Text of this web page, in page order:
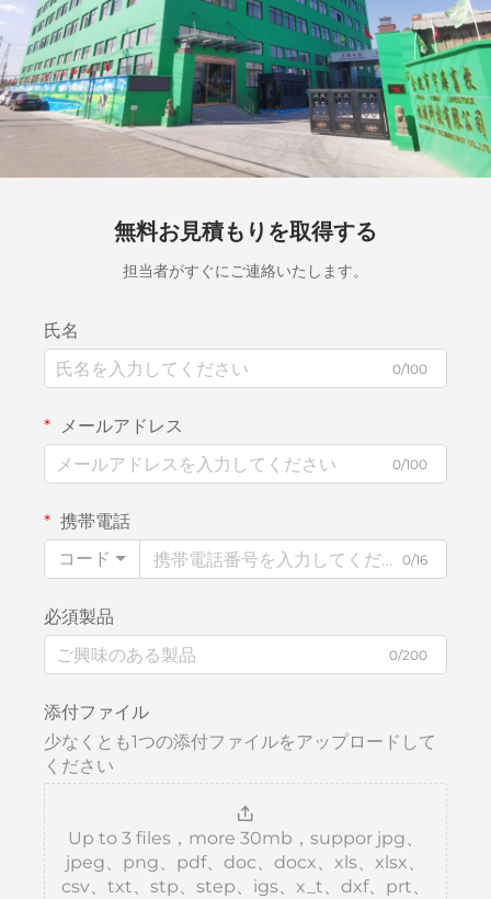
無料お見積もりを取得する
担当者がすぐにご連絡いたします。
氏名
0/100
メールアドレス
0/100
携帯電話
コード
0/16
必須製品
0/200
添付ファイル
少なくとも1つの添付ファイルをアップロードして
ください
Up to 3 files，more 30mb，suppor jpg、
jpeg、png、pdf、doc、docx、xls、xlsx、
csv、txt、stp、step、igs、x_t、dxf、prt、